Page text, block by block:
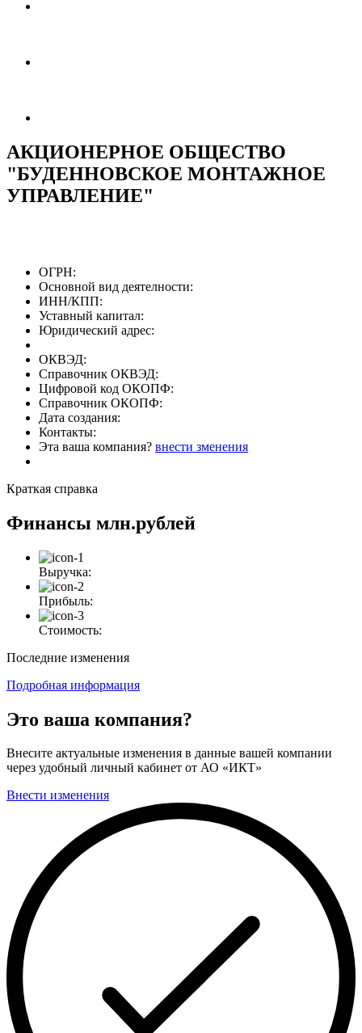
АКЦИОНЕРНОЕ ОБЩЕСТВО
"БУДЕННОВСКОЕ МОНТАЖНОЕ
УПРАВЛЕНИЕ"
ОГРН:
Основной вид деятелности:
ИНН/КПП:
Уставный капитал:
Юридический адрес:
ОКВЭД:
Справочник ОКВЭД:
Цифровой код ОКОПФ:
Справочник ОКОПФ:
Дата создания:
Контакты:
Эта ваша компания? внести зменения
Краткая справка
Финансы млн.рублей
Выручка:
Прибыль:
Стоимость:
Последние изменения
Подробная информация
Это ваша компания?
Внесите актуальные изменения в данные вашей компании
через удобный личный кабинет от АО «ИКТ»
Внести изменения